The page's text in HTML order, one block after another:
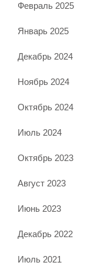
Февраль 2025
Январь 2025
Декабрь 2024
Ноябрь 2024
Октябрь 2024
Июль 2024
Октябрь 2023
Август 2023
Июнь 2023
Декабрь 2022
Июль 2021